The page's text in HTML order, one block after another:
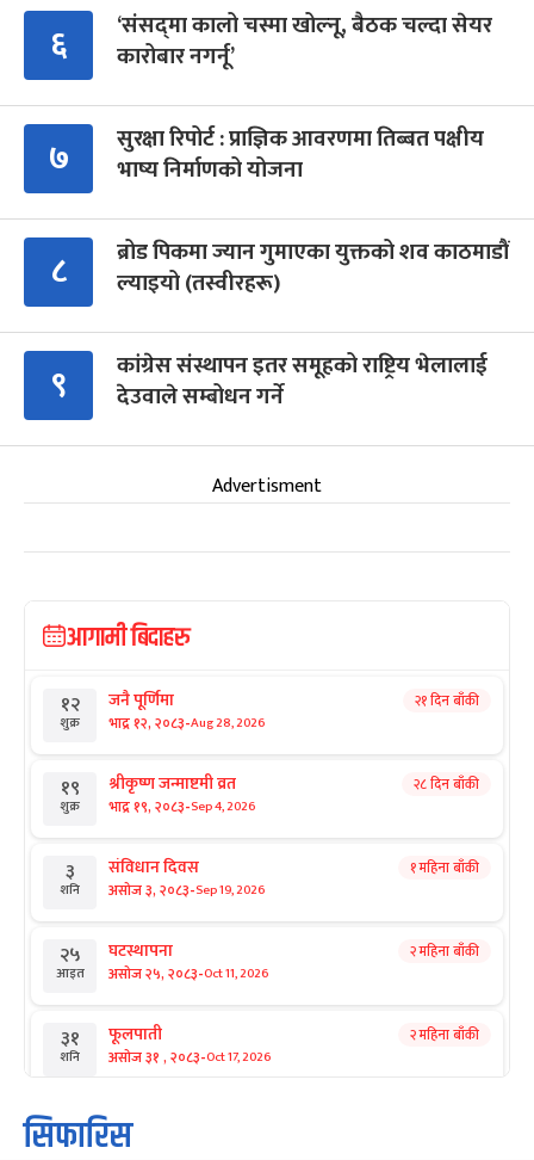
६
‘संसद्‍मा कालो चस्मा खोल्नू, बैठक चल्दा सेयर
कारोबार नगर्नू’
७
सुरक्षा रिपोर्ट : प्राज्ञिक आवरणमा तिब्बत पक्षीय
भाष्य निर्माणको योजना
८
ब्रोड पिकमा ज्यान गुमाएका युक्तको शव काठमाडौं
ल्याइयो (तस्वीरहरू)
९
कांग्रेस संस्थापन इतर समूहको राष्ट्रिय भेलालाई
देउवाले सम्बोधन गर्ने
Advertisment
आगामी बिदाहरु
१२
शुक्र
जनै पूर्णिमा
भाद्र १२, २०८३-Aug 28, 2026
२१ दिन बाँकी
१९
शुक्र
श्रीकृष्ण जन्माष्टमी व्रत
भाद्र १९, २०८३-Sep 4, 2026
२८ दिन बाँकी
३
शनि
संविधान दिवस
असोज ३, २०८३-Sep 19, 2026
१ महिना बाँकी
२५
आइत
घटस्थापना
असोज २५, २०८३-Oct 11, 2026
२ महिना बाँकी
३१
शनि
फूलपाती
असोज ३१ , २०८३-Oct 17, 2026
२ महिना बाँकी
१
आइत
कार्तिक सङ्क्रान्ति
कार्तिक १, २०८३
सिफारिस